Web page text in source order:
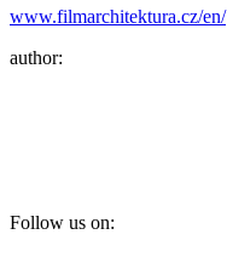
www.filmarchitektura.cz/en/
author:
Follow us on: